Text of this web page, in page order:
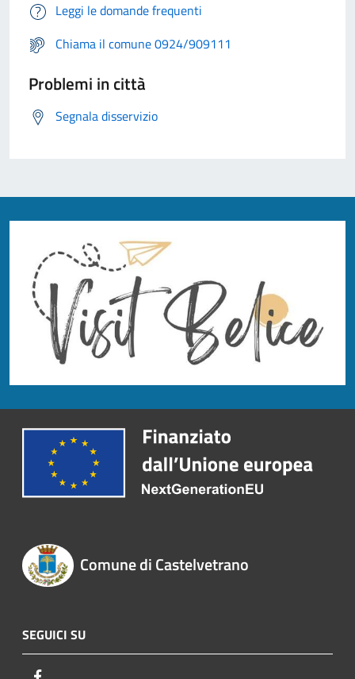
Leggi le domande frequenti
Chiama il comune 0924/909111
Problemi in città
Segnala disservizio
Comune di Castelvetrano
SEGUICI SU